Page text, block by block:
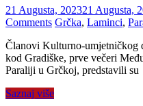
21 Augusta, 202321 Augusta,
Comments Grčka, Laminci,
Članovi Kulturno-umjetničkog
kod Gradiške, prve večeri
Paraliji u Grčkoj, predstavili su
Saznaj više